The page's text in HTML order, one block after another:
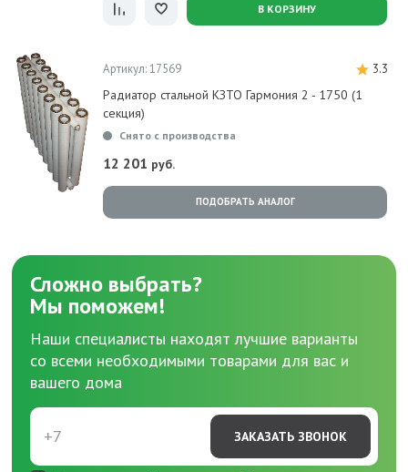
В КОРЗИНУ
Артикул: 17569 3.3
Радиатор стальной КЗТО Гармония 2 - 1750 (1
секция)
Снято с производства
12 201 руб.
ПОДОБРАТЬ АНАЛОГ
Сложно выбрать?
Мы поможем!
Наши специалисты находят лучшие варианты
со всеми необходимыми товарами для вас и
вашего дома
ЗАКАЗАТЬ ЗВОНОК